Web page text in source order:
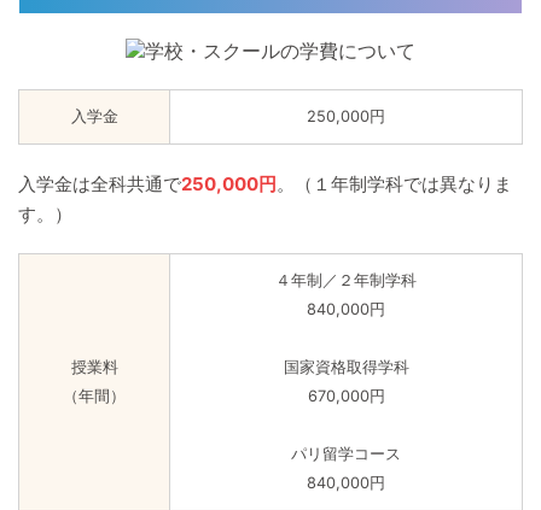
入学金 250,000円
入学金は全科共通で250,000円。（１年制学科では異なりま
す。）
授業料
（年間）
４年制／２年制学科
840,000円
国家資格取得学科
670,000円
パリ留学コース
840,000円